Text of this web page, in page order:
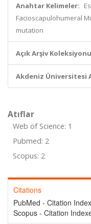
Anahtar Kelimeler:
Facioscapulohumeral
mutation
Açık Arşiv
Akdeniz Üniversitesi
Atıflar
Web of Science: 1
Pubmed: 2
Scopus: 2
Citations
PubMed - Citation
Scopus - Citation